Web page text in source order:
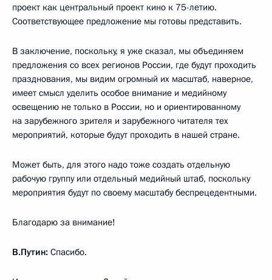
проект как центральный проект кино к 75-летию.
Соответствующее предложение мы готовы представить.
В заключение, поскольку, я уже сказал, мы объединяем
предложения со всех регионов России, где будут проходить
празднования, мы видим огромный их масштаб, наверное,
имеет смысл уделить особое внимание и медийному
освещению не только в России, но и ориентированному
на зарубежного зрителя и зарубежного читателя тех
мероприятий, которые будут проходить в нашей стране.
Может быть, для этого надо тоже создать отдельную
рабочую группу или отдельный медийный штаб, поскольку
мероприятия будут по своему масштабу беспрецедентными.
Благодарю за внимание!
В.Путин: Спасибо.